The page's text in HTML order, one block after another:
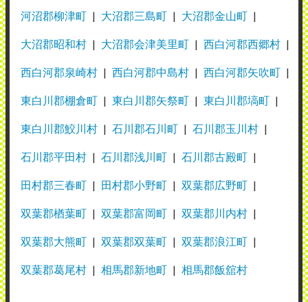
河沼郡柳津町 大沼郡三島町 大沼郡金山町
大沼郡昭和村 大沼郡会津美里町 西白河郡西郷村
西白河郡泉崎村 西白河郡中島村 西白河郡矢吹町
東白川郡棚倉町 東白川郡矢祭町 東白川郡塙町
東白川郡鮫川村 石川郡石川町 石川郡玉川村
石川郡平田村 石川郡浅川町 石川郡古殿町
田村郡三春町 田村郡小野町 双葉郡広野町
双葉郡楢葉町 双葉郡富岡町 双葉郡川内村
双葉郡大熊町 双葉郡双葉町 双葉郡浪江町
双葉郡葛尾村 相馬郡新地町 相馬郡飯舘村